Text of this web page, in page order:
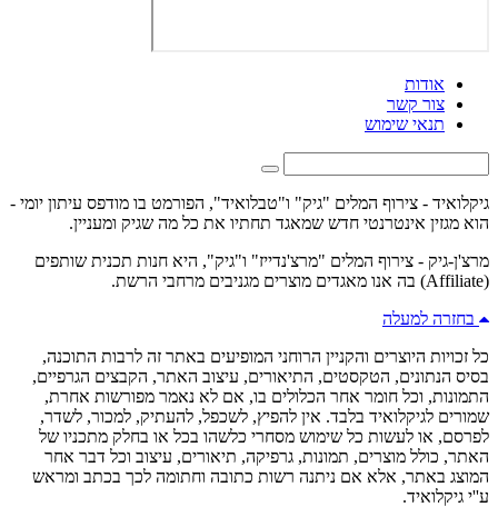
אודות
צור קשר
תנאי שימוש
גיקלואיד - צירוף המלים "גיק" ו"טבלואיד", הפורמט בו מודפס עיתון יומי -
הוא מגזין אינטרנטי חדש שמאגד תחתיו את כל מה שגיק ומעניין.
מרצ'ן-גיק - צירוף המלים "מרצ'נדייז" ו"גיק", היא חנות תכנית שותפים
(Affiliate) בה אנו מאגדים מוצרים מגניבים מרחבי הרשת.
בחזרה למעלה
כל זכויות היוצרים והקניין הרוחני המופיעים באתר זה לרבות התוכנה,
בסיס הנתונים, הטקסטים, התיאורים, עיצוב האתר, הקבצים הגרפיים,
התמונות, וכל חומר אחר הכלולים בו, אם לא נאמר מפורשות אחרת,
שמורים לגיקלואיד בלבד. אין להפיץ, לשכפל, להעתיק, למכור, לשדר,
לפרסם, או לעשות כל שימוש מסחרי כלשהו בכל או בחלק מתכניו של
האתר, כולל מוצרים, תמונות, גרפיקה, תיאורים, עיצוב וכל דבר אחר
המוצג באתר, אלא אם ניתנה רשות כתובה וחתומה לכך בכתב ומראש
ע''י גיקלואיד.